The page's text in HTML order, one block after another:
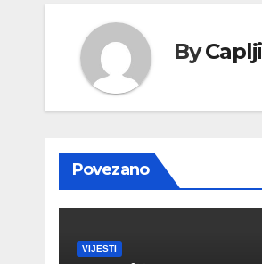
By
Povezano
VIJESTI